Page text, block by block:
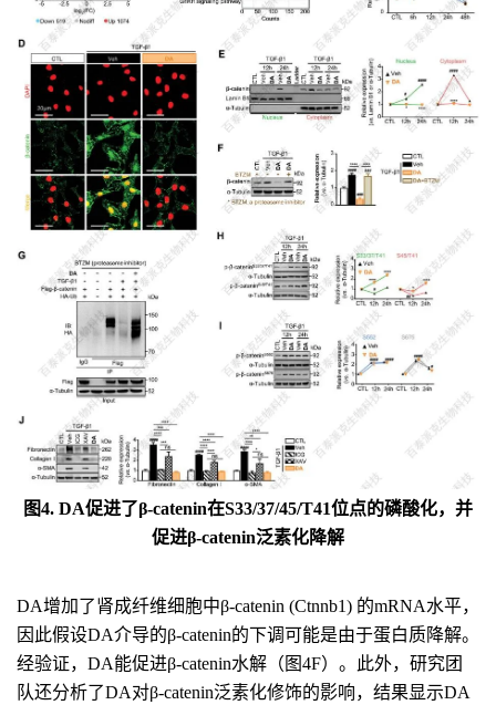
图4. DA促进了β-catenin在S33/37/45/T41位点的磷酸化，并
促进β-catenin泛素化降解
DA增加了肾成纤维细胞中β-catenin (Ctnnb1) 的mRNA水平，
因此假设DA介导的β-catenin的下调可能是由于蛋白质降解。
经验证，DA能促进β-catenin水解（图4F）。此外，研究团
队还分析了DA对β-catenin泛素化修饰的影响，结果显示DA